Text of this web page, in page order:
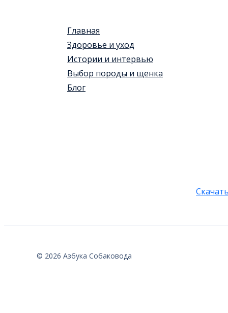
Главная
Здоровье и уход
Истории и интервью
Выбор породы и щенка
Блог
© 2026 Азбука Собаковода